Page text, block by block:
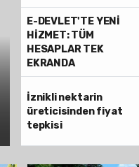
E-DEVLET'TE YENİ
HİZMET: TÜM
HESAPLAR TEK
EKRANDA
İznikli nektarin
üreticisinden fiyat
tepkisi